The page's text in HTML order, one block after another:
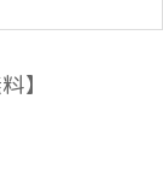

】